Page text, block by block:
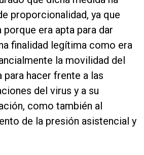
proporcionalidad, ya que
era apta para dar
finalidad legítima como era
la movilidad del
para hacer frente a las
del virus y a su
como también al
de la presión asistencial y